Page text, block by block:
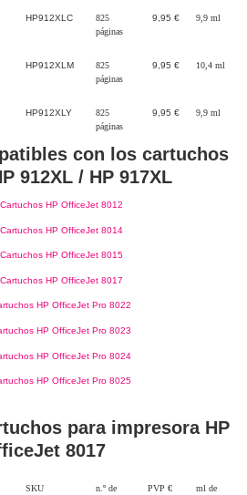
HP912XLC
825
páginas
9,95 € 9,9 ml
HP912XLM
825
páginas
9,95 € 10,4 ml
HP912XLY
825
páginas
9,95 € 9,9 ml
con los cartuchos
912XL / HP 917XL
Cartuchos HP OfficeJet 8012
Cartuchos HP OfficeJet 8014
Cartuchos HP OfficeJet 8015
Cartuchos HP OfficeJet 8017
HP OfficeJet Pro 8022
HP OfficeJet Pro 8023
HP OfficeJet Pro 8024
HP OfficeJet Pro 8025
para impresora HP
8017
SKU
n.º de
PVP €
ml de